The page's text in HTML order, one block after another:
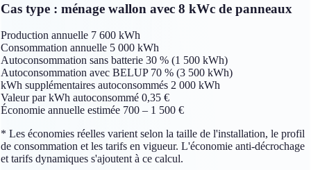
Cas type : ménage wallon avec 8 kWc de panneaux
Production annuelle 7 600 kWh
Consommation annuelle 5 000 kWh
Autoconsommation sans batterie 30 % (1 500 kWh)
Autoconsommation avec BELUP 70 % (3 500 kWh)
kWh supplémentaires autoconsommés 2 000 kWh
Valeur par kWh autoconsommé 0,35 €
Économie annuelle estimée 700 – 1 500 €
* Les économies réelles varient selon la taille de l'installation, le profil
de consommation et les tarifs en vigueur. L'économie anti-décrochage
et tarifs dynamiques s'ajoutent à ce calcul.